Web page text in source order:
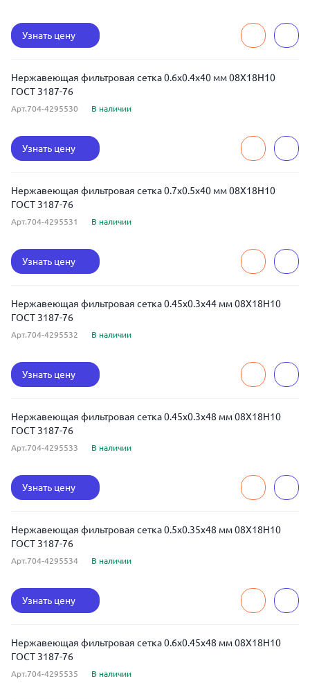
Узнать цену
Нержавеющая фильтровая сетка 0.6x0.4x40 мм 08Х18Н10
ГОСТ 3187-76
Арт.704-4295530 В наличии
Узнать цену
Нержавеющая фильтровая сетка 0.7x0.5x40 мм 08Х18Н10
ГОСТ 3187-76
Арт.704-4295531 В наличии
Узнать цену
Нержавеющая фильтровая сетка 0.45x0.3x44 мм 08Х18Н10
ГОСТ 3187-76
Арт.704-4295532 В наличии
Узнать цену
Нержавеющая фильтровая сетка 0.45x0.3x48 мм 08Х18Н10
ГОСТ 3187-76
Арт.704-4295533 В наличии
Узнать цену
Нержавеющая фильтровая сетка 0.5x0.35x48 мм 08Х18Н10
ГОСТ 3187-76
Арт.704-4295534 В наличии
Узнать цену
Нержавеющая фильтровая сетка 0.6x0.45x48 мм 08Х18Н10
ГОСТ 3187-76
Арт.704-4295535 В наличии